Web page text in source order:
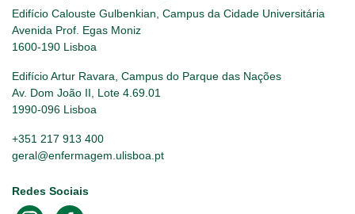
Edifício Calouste Gulbenkian, Campus da Cidade Universitária
Avenida Prof. Egas Moniz
1600-190 Lisboa
Edifício Artur Ravara, Campus do Parque das Nações
Av. Dom João II, Lote 4.69.01
1990-096 Lisboa
+351 217 913 400
geral@enfermagem.ulisboa.pt
Redes Sociais